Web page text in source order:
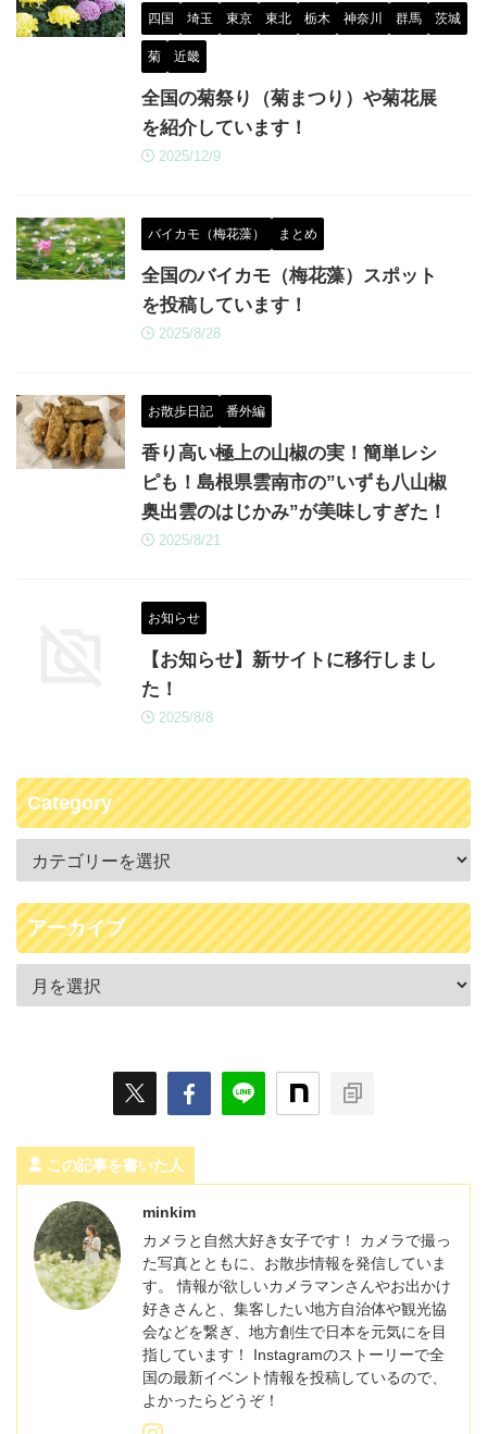
四国 埼玉 東京 東北 栃木 神奈川 群馬 茨城
菊 近畿
全国の菊祭り（菊まつり）や菊花展
を紹介しています！
2025/12/9
バイカモ（梅花藻） まとめ
全国のバイカモ（梅花藻）スポット
を投稿しています！
2025/8/28
お散歩日記 番外編
香り高い極上の山椒の実！簡単レシ
ピも！島根県雲南市の”いずも八山椒
奥出雲のはじかみ”が美味しすぎた！
2025/8/21
お知らせ
【お知らせ】新サイトに移行しまし
た！
2025/8/8
Category
アーカイブ
この記事を書いた人
minkim
カメラと自然大好き女子です！ カメラで撮っ
た写真とともに、お散歩情報を発信していま
す。 情報が欲しいカメラマンさんやお出かけ
好きさんと、集客したい地方自治体や観光協
会などを繋ぎ、地方創生で日本を元気にを目
指しています！ Instagramのストーリーで全
国の最新イベント情報を投稿しているので、
よかったらどうぞ！